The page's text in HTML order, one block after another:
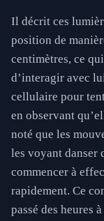
Il décrit ces
position de
centimètres, ce
d’interagir avec
cellulaire pour
en observant
noté que les
les voyant danser
commencer à
rapidement. Ce
passé des heures